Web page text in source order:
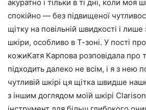
акуратно і тільки в ті дні, коли моя
спокійно — без підвищеної
щітку на повільній швидкості і
шкіри, особливо в Т-зоні. У пості
кожиКатя Карпова розповідала
підходить далеко не всім, і я з нею
чутливій шкірі ця щітка швидше
з іншим доглядом моїй шкірі